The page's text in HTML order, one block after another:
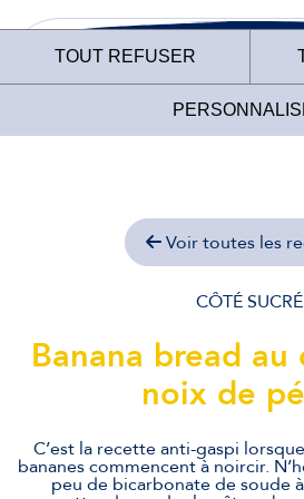
Voir toutes les
CÔTÉ SUCRÉ
Banana bread
noix de
C’est la recette anti-gaspi
bananes commencent à noircir.
peu de bicarbonate de soude
Le site
Fermiers de
utilise des
Nous utilisons des cookies pour
pouvez changer d'avis à tout
présente sur chaque page de
services tiers, vous acceptez le
TOUT REFUSER